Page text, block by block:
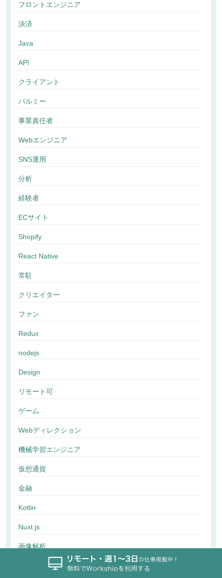
フロントエンジニア
決済
Java
API
クライアント
パルミー
事業責任者
Webエンジニア
SNS運用
分析
経験者
ECサイト
Shopify
React Native
常駐
クリエイター
ファン
Redux
nodejs
Design
リモート可
ゲーム
Webディレクション
機械学習エンジニア
仮想通貨
金融
Kotlin
Nuxt.js
画像解析